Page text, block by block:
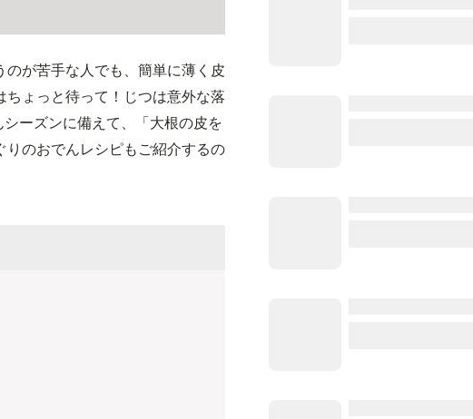
が苦手な人でも、簡単に薄く皮
ょっと待って！じつは意外な落
ーズンに備えて、「大根の皮を
のおでんレシピもご紹介するの